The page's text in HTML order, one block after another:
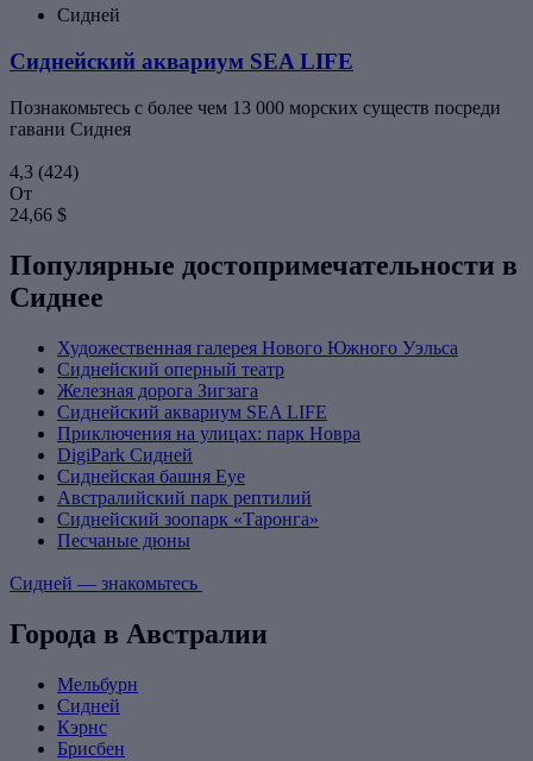
Сидней
Сиднейский аквариум SEA LIFE
Познакомьтесь с более чем 13 000 морских существ посреди
гавани Сиднея
4,3 (424)
От
24,66 $
Популярные достопримечательности в
Сиднее
Художественная галерея Нового Южного Уэльса
Сиднейский оперный театр
Железная дорога Зигзага
Сиднейский аквариум SEA LIFE
Приключения на улицах: парк Новра
DigiPark Сидней
Сиднейская башня Eye
Австралийский парк рептилий
Сиднейский зоопарк «Таронга»
Песчаные дюны
Сидней — знакомьтесь
Города в Австралии
Мельбурн
Сидней
Кэрнс
Брисбен